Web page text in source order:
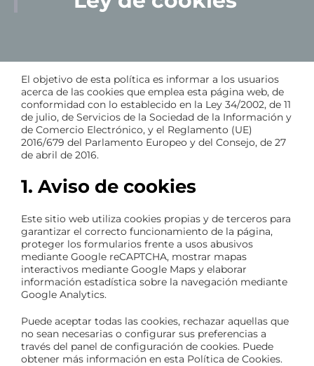
Servicios
Blog
Contacto
El objetivo de esta política es informar a los usuarios
acerca de las cookies que emplea esta página web, de
conformidad con lo establecido en la Ley 34/2002, de 11
de julio, de Servicios de la Sociedad de la Información y
de Comercio Electrónico, y el Reglamento (UE)
2016/679 del Parlamento Europeo y del Consejo, de 27
de abril de 2016.
1. Aviso de cookies
Este sitio web utiliza cookies propias y de terceros para
garantizar el correcto funcionamiento de la página,
proteger los formularios frente a usos abusivos
mediante Google reCAPTCHA, mostrar mapas
interactivos mediante Google Maps y elaborar
información estadística sobre la navegación mediante
Google Analytics.
Puede aceptar todas las cookies, rechazar aquellas que
no sean necesarias o configurar sus preferencias a
través del panel de configuración de cookies. Puede
obtener más información en esta Política de Cookies.